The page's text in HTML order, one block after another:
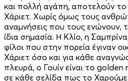
και πολλή αγάπη, αποτελούν
Χάριετ. Χωρίς όμως τους
αναμνήσεις που τους ενώνουν,
ίδια σημασία. Η Κλίο, η
φίλοι που στην πορεία έγιναν
Χάριετ όσο και για κάθε
πλευρά, ο Γουίν είναι το
σε κάθε σελίδα πως το